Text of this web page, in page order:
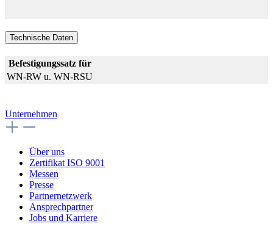
Technische Daten
Befestigungssatz für
WN-RW u. WN-RSU
Unternehmen
Über uns
Zertifikat ISO 9001
Messen
Presse
Partnernetzwerk
Ansprechpartner
Jobs und Karriere